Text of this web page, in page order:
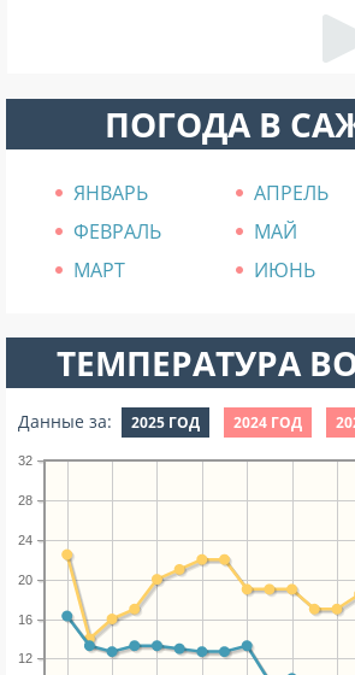
ПОГОДА В
ЯНВАРЬ АПРЕЛЬ
ФЕВРАЛЬ
МАЙ
МАРТ
ИЮНЬ
ТЕМПЕРАТУРА
Данные за: 2025 ГОД 2024 ГОД
12
16
20
24
28
32